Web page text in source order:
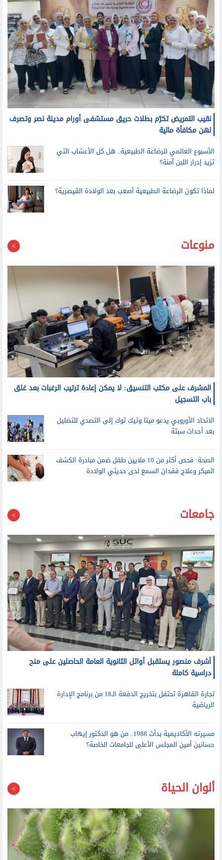
نقيب التمريض تكرّم بطلات حريق مستشفى أورام مدينة نصر وتصرف
لهن مكافأة مالية
الأسبوع العالمي للرضاعة الطبيعية.. هل كل الأعشاب التي
تزيد إدرار اللبن آمنة؟
لماذا تكون الرضاعة الطبيعية أصعب بعد الولادة القيصرية؟
منوعات
المشرف على مكتب التنسيق: لا يمكن إعادة ترتيب الرغبات بعد غلق
باب التسجيل
الاتحاد الأوروبي يدعو ميتا وتيك توك إلى التصدي للتضليل
بعد أحداث سبتة
الصحة: فحص أكثر من 10 ملايين طفل ضمن مبادرة الكشف
المبكر وعلاج فقدان السمع لدى حديثي الولادة
جامعات
أشرف منصور يستقبل أوائل الثانوية العامة الحاصلين على منح
دراسية كاملة
تجارة القاهرة تحتفل بتخريج الدفعة الـ18 من برنامج الإدارة
الرياضية
مسيرته الأكاديمية بدأت 1988.. من هو الدكتور إيهاب
حسانين أمين المجلس الأعلى للجامعات الخاصة؟
ألوان الحياة